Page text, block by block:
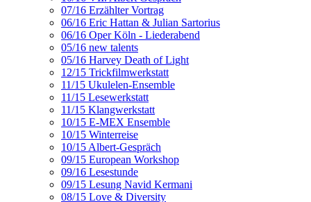
07/16 Erzählter Vortrag
06/16 Eric Hattan & Julian Sartorius
06/16 Oper Köln - Liederabend
05/16 new talents
05/16 Harvey Death of Light
12/15 Trickfilmwerkstatt
11/15 Ukulelen-Ensemble
11/15 Lesewerkstatt
11/15 Klangwerkstatt
10/15 E-MEX Ensemble
10/15 Winterreise
10/15 Albert-Gespräch
09/15 European Workshop
09/16 Lesestunde
09/15 Lesung Navid Kermani
08/15 Love & Diversity